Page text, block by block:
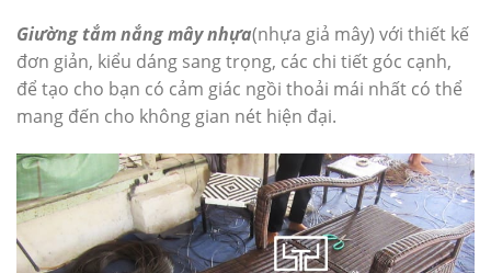
Giường tắm nắng mây nhựa(nhựa giả mây) với thiết kế
đơn giản, kiểu dáng sang trọng, các chi tiết góc cạnh,
để tạo cho bạn có cảm giác ngồi thoải mái nhất có thể
mang đến cho không gian nét hiện đại.